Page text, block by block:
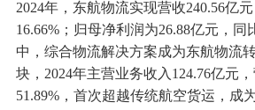
2024年，东航物流实现营收240.56亿
16.66%；归母净利润为26.88亿元，同
中，综合物流解决方案成为东航物流
块，2024年主营业务收入124.76亿元
51.89%，首次超越传统航空货运，成